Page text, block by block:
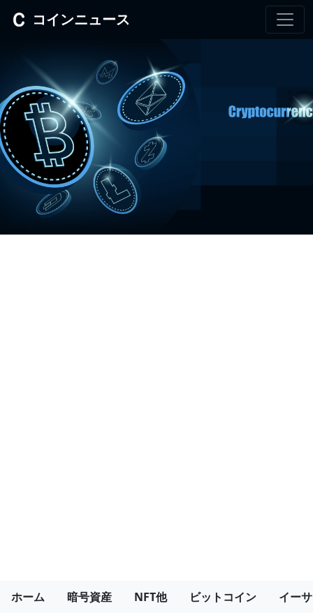
コインニュース
ホーム 暗号資産 NFT他 ビットコイン イー